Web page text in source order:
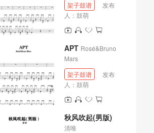
架子鼓谱
发布
人： 鼓萌
APT Rosé&Bruno
Mars
架子鼓谱
发布
人： 鼓萌
秋风吹起(男版)
清唯